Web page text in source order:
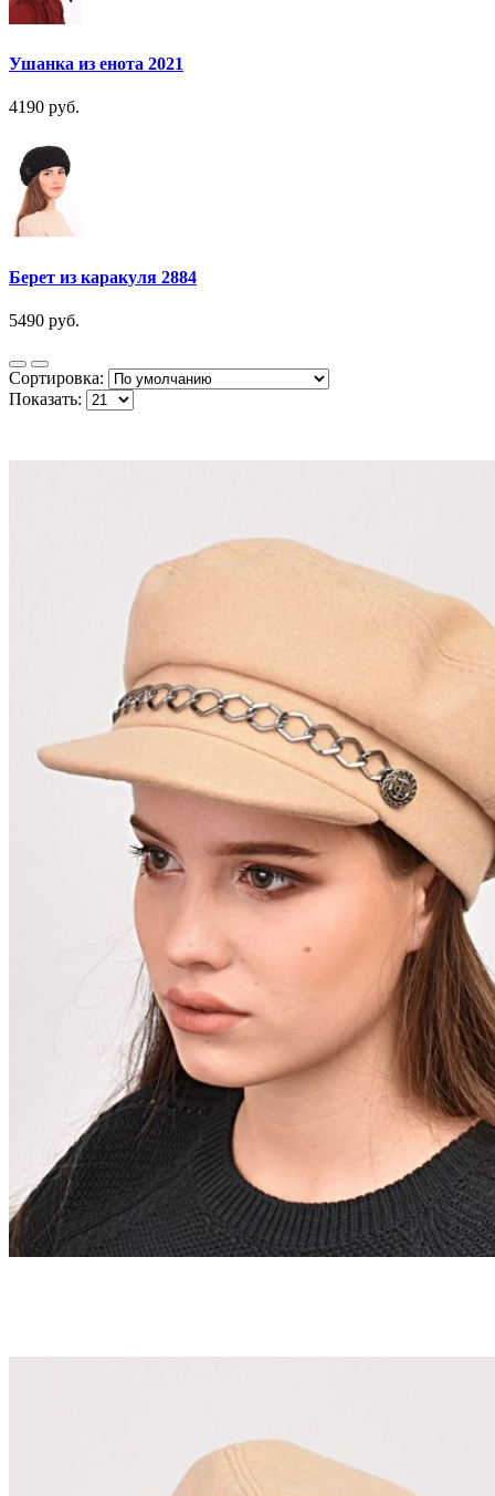
Ушанка из енота 2021
4190 руб.
Берет из каракуля 2884
5490 руб.
Сортировка:
Показать: